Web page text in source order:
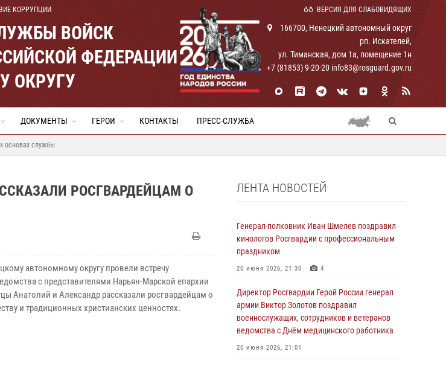
КОРРУПЦИИ ВЕРСИЯ ДЛЯ СЛАБОВИДЯЩИХ
ВОЙСК
ФЕДЕРАЦИИ
ОКРУГУ
166700, Ненецкий автономный округ
рп. Искателей,
ул. Тиманская, дом 1а, помещение 1н
+7 (81853) 9-20-20 info83@rosguard.gov.ru
ДОКУМЕНТЫ ГЕРОИ КОНТАКТЫ ПРЕСС-СЛУЖБА
основах службы
РОСГВАРДЕЙЦАМ О
автономному округу провели встречу
с представителями Нарьян-Марской епархии
Анатолий и Александр рассказали росгвардейцам о
и традиционных христианских ценностях.
ЛЕНТА НОВОСТЕЙ
Генерал-полковник Иван Шмелев поздравил
кинологов Росгвардии с профессиональным
праздником
20 июня 2026, 21:30 4
Директор Росгвардии Герой России генерал
армии Виктор Золотов поздравил
военнослужащих, сотрудников и ветеранов
ведомства с Днём медицинского работника
20 июня 2026, 21:01